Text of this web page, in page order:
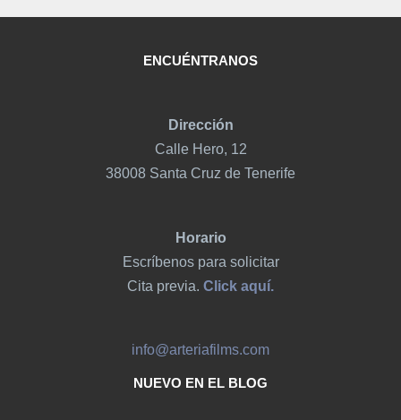
ENCUÉNTRANOS
Dirección
Calle Hero, 12
38008 Santa Cruz de Tenerife
Horario
Escríbenos para solicitar
Cita previa. Click aquí.
info@arteriafilms.com
NUEVO EN EL BLOG